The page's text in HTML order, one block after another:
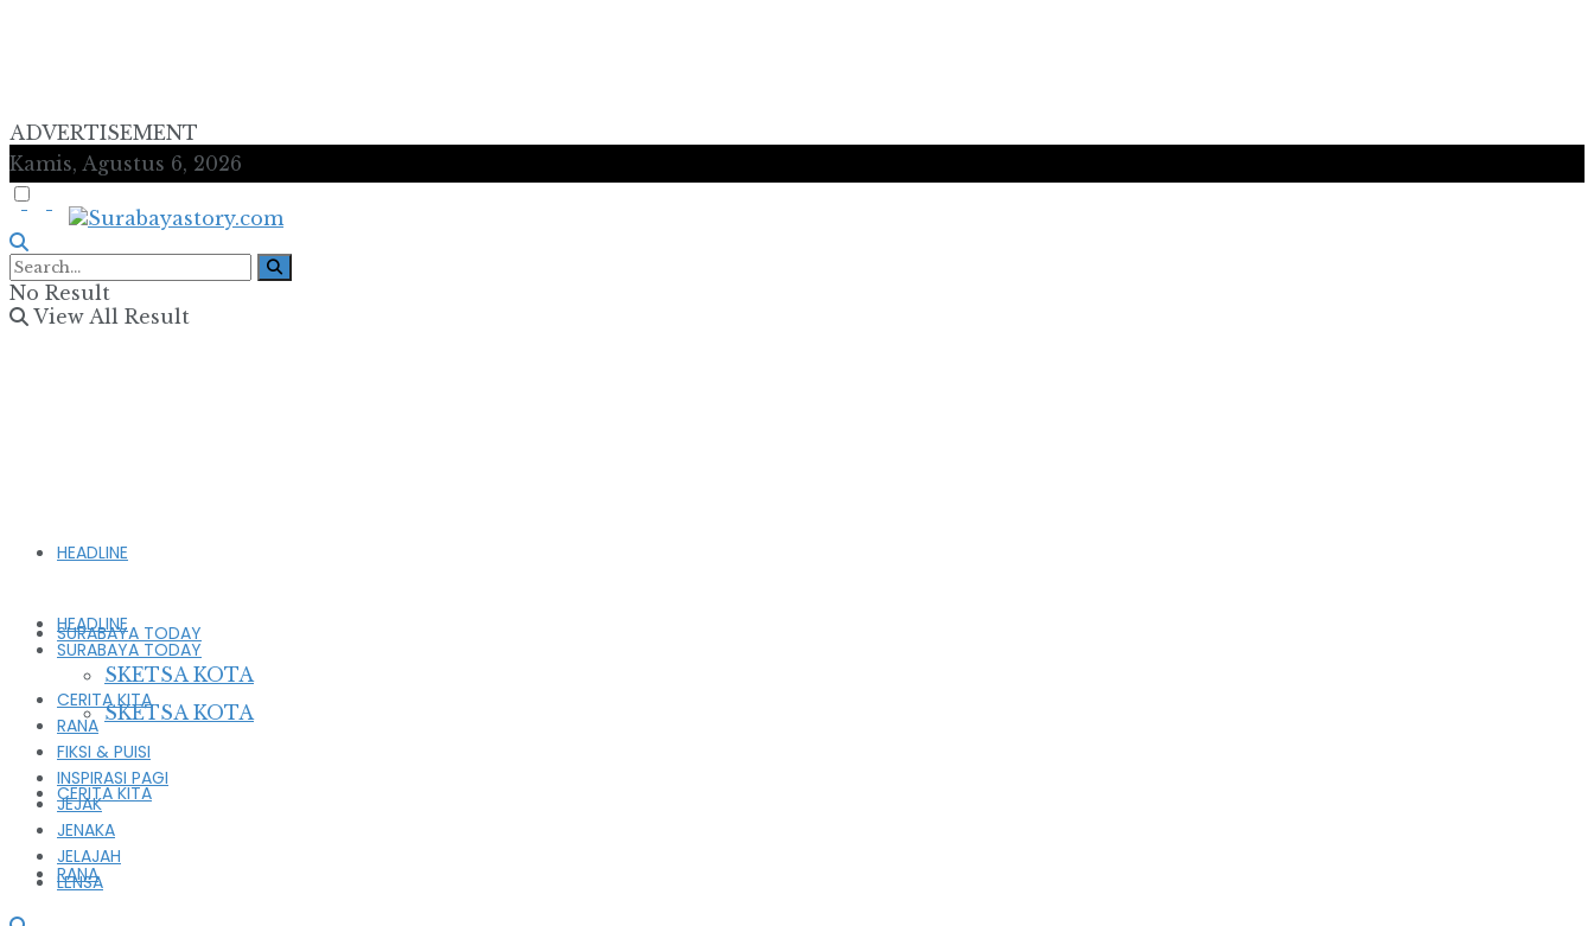
ADVERTISEMENT
Kamis, Agustus 6, 2026
No Result
View All Result
HEADLINE
SURABAYA TODAY
SKETSA KOTA
CERITA KITA
RANA
HEADLINE
SURABAYA TODAY
SKETSA KOTA
CERITA KITA
RANA
FIKSI & PUISI
INSPIRASI PAGI
JEJAK
JENAKA
JELAJAH
LENSA